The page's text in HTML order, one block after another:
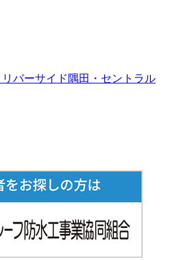
リバーサイド隅田・セントラル